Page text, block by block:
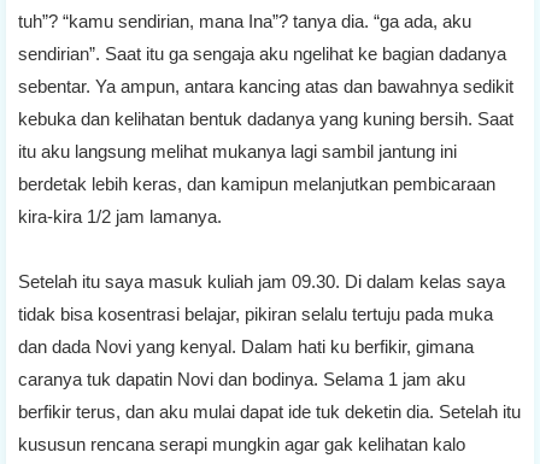
tuh”? “kamu sendirian, mana Ina”? tanya dia. “ga ada, aku
sendirian”. Saat itu ga sengaja aku ngelihat ke bagian dadanya
sebentar. Ya ampun, antara kancing atas dan bawahnya sedikit
kebuka dan kelihatan bentuk dadanya yang kuning bersih. Saat
itu aku langsung melihat mukanya lagi sambil jantung ini
berdetak lebih keras, dan kamipun melanjutkan pembicaraan
kira-kira 1/2 jam lamanya.
Setelah itu saya masuk kuliah jam 09.30. Di dalam kelas saya
tidak bisa kosentrasi belajar, pikiran selalu tertuju pada muka
dan dada Novi yang kenyal. Dalam hati ku berfikir, gimana
caranya tuk dapatin Novi dan bodinya. Selama 1 jam aku
berfikir terus, dan aku mulai dapat ide tuk deketin dia. Setelah itu
kususun rencana serapi mungkin agar gak kelihatan kalo